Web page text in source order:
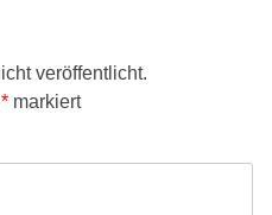
veröffentlicht.
* markiert